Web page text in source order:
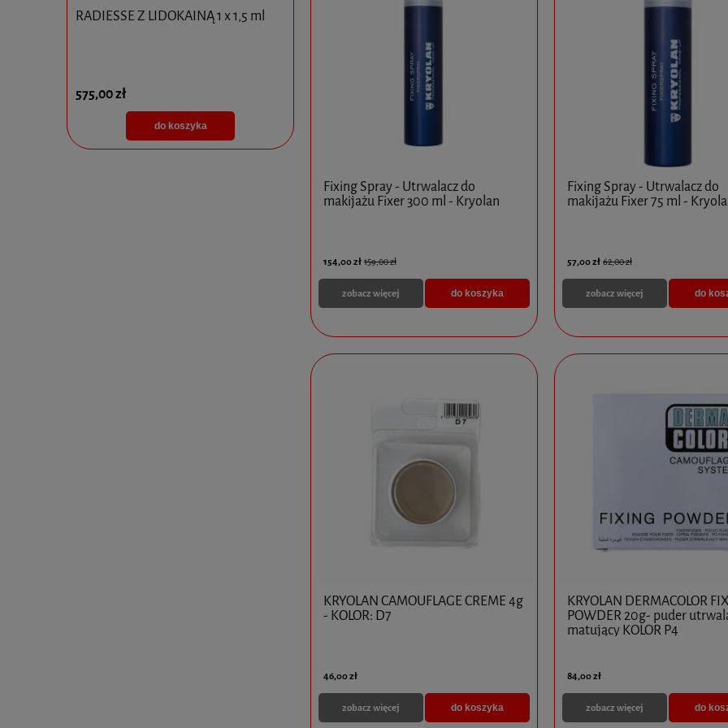
RADIESSE Z LIDOKAINĄ 1 x 1,5 ml
575,00 zł
do koszyka
CINCELAR PLUS OPAKOWANIE
Fixing Spray - Utrwalacz do
makijażu Fixer 300 ml - Kryolan
154,00 zł 159,00 zł
do koszyka
zobacz więcej
Fixing Spray - Utrwalacz do
makijażu Fixer 75 ml -
57,00 zł 62,00 zł
do
zobacz więcej
KRYOLAN CAMOUFLAGE CREME 4g
- KOLOR: D7
46,00 zł
do koszyka
zobacz więcej
KRYOLAN DERMACOLOR
POWDER 20g- puder
matujący KOLOR P4
84,00 zł
do
zobacz więcej